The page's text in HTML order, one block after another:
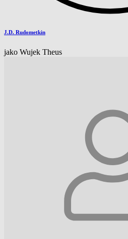
J.D. Rudometkin
jako Wujek Theus